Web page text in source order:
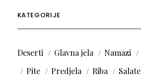
KATEGORIJE
Deserti Glavna jela Namazi
Pite
Predjela Riba Salate